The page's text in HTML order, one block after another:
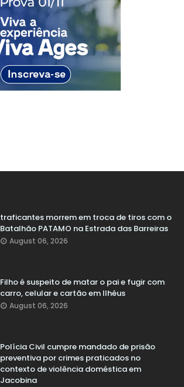
traficantes morrem em troca de tiros com o
Batalhão PATAMO na Estrada das Barreiras
August 06, 2026
Filho é suspeito de matar o pai e fugir com
carro, celular e cartão em Ilhéus
August 06, 2026
Polícia Civil cumpre mandado de prisão
preventiva por crimes praticados no
contexto de violência doméstica em
Jacobina